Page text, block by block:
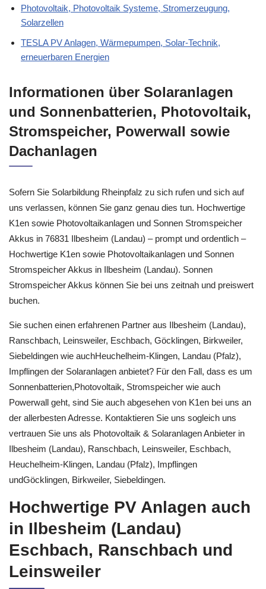
Photovoltaik, Photovoltaik Systeme, Stromerzeugung,
Solarzellen
TESLA PV Anlagen, Wärmepumpen, Solar-Technik,
erneuerbaren Energien
Informationen über Solaranlagen
und Sonnenbatterien, Photovoltaik,
Stromspeicher, Powerwall sowie
Dachanlagen
Sofern Sie Solarbildung Rheinpfalz zu sich rufen und sich auf
uns verlassen, können Sie ganz genau dies tun. Hochwertige
K1en sowie Photovoltaikanlagen und Sonnen Stromspeicher
Akkus in 76831 Ilbesheim (Landau) – prompt und ordentlich –
Hochwertige K1en sowie Photovoltaikanlagen und Sonnen
Stromspeicher Akkus in Ilbesheim (Landau). Sonnen
Stromspeicher Akkus können Sie bei uns zeitnah und preiswert
buchen.
Sie suchen einen erfahrenen Partner aus Ilbesheim (Landau),
Ranschbach, Leinsweiler, Eschbach, Göcklingen, Birkweiler,
Siebeldingen wie auchHeuchelheim-Klingen, Landau (Pfalz),
Impflingen der Solaranlagen anbietet? Für den Fall, dass es um
Sonnenbatterien,Photovoltaik, Stromspeicher wie auch
Powerwall geht, sind Sie auch abgesehen von K1en bei uns an
der allerbesten Adresse. Kontaktieren Sie uns sogleich uns
vertrauen Sie uns als Photovoltaik & Solaranlagen Anbieter in
Ilbesheim (Landau), Ranschbach, Leinsweiler, Eschbach,
Heuchelheim-Klingen, Landau (Pfalz), Impflingen
undGöcklingen, Birkweiler, Siebeldingen.
Hochwertige PV Anlagen auch
in Ilbesheim (Landau)
Eschbach, Ranschbach und
Leinsweiler